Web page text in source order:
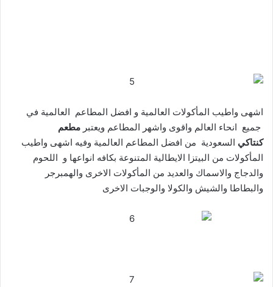
اشهى واطيب المأكولات العالمية و افضل المطاعم العالمية في
جميع انحاء العالم واقوى واشهر المطاعم ويعتبر مطعم
كنتاكي السعودية من افضل المطاعم العالمية وفيه اشهى واطيب
المأكولات من البيتزا الايطالية المتنوعة بكافه انواعها و اللحوم
والدجاج والاسماك والعديد من المأكولات الاخرى والهمبرجر
والبطاطا والشيش والكولا والوجبات الاخرى